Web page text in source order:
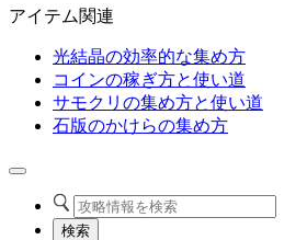
アイテム関連
光結晶の効率的な集め方
コインの稼ぎ方と使い道
サモクリの集め方と使い道
石版のかけらの集め方
検索